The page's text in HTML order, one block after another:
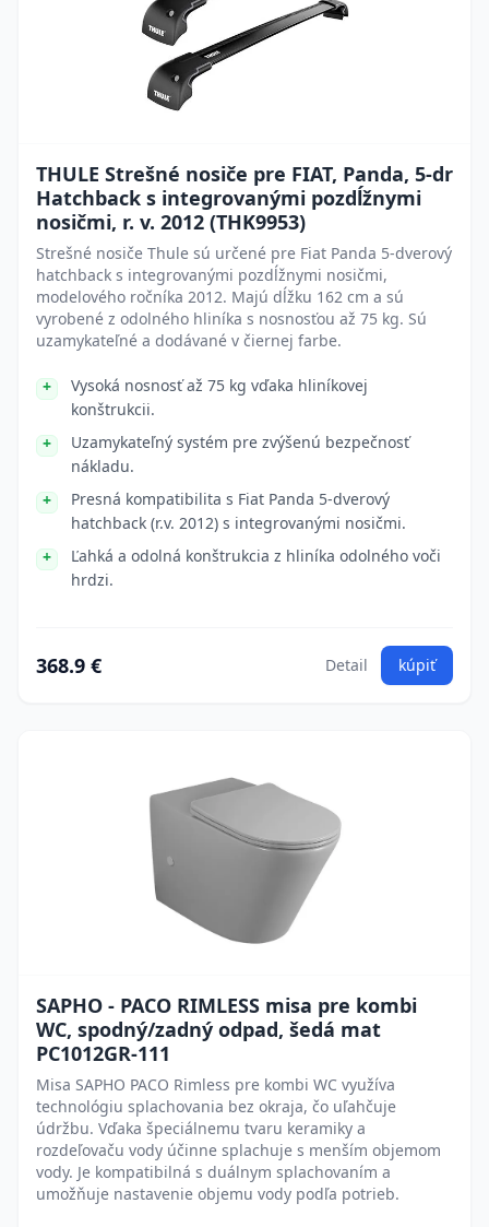
THULE Strešné nosiče pre FIAT, Panda, 5-dr
Hatchback s integrovanými pozdĺžnymi
nosičmi, r. v. 2012 (THK9953)
Strešné nosiče Thule sú určené pre Fiat Panda 5-dverový
hatchback s integrovanými pozdĺžnymi nosičmi,
modelového ročníka 2012. Majú dĺžku 162 cm a sú
vyrobené z odolného hliníka s nosnosťou až 75 kg. Sú
uzamykateľné a dodávané v čiernej farbe.
Vysoká nosnosť až 75 kg vďaka hliníkovej
konštrukcii.
Uzamykateľný systém pre zvýšenú bezpečnosť
nákladu.
Presná kompatibilita s Fiat Panda 5-dverový
hatchback (r.v. 2012) s integrovanými nosičmi.
Ľahká a odolná konštrukcia z hliníka odolného voči
hrdzi.
368.9 € Detail kúpiť
SAPHO - PACO RIMLESS misa pre kombi
WC, spodný/zadný odpad, šedá mat
PC1012GR-111
Misa SAPHO PACO Rimless pre kombi WC využíva
technológiu splachovania bez okraja, čo uľahčuje
údržbu. Vďaka špeciálnemu tvaru keramiky a
rozdeľovaču vody účinne splachuje s menším objemom
vody. Je kompatibilná s duálnym splachovaním a
umožňuje nastavenie objemu vody podľa potrieb.